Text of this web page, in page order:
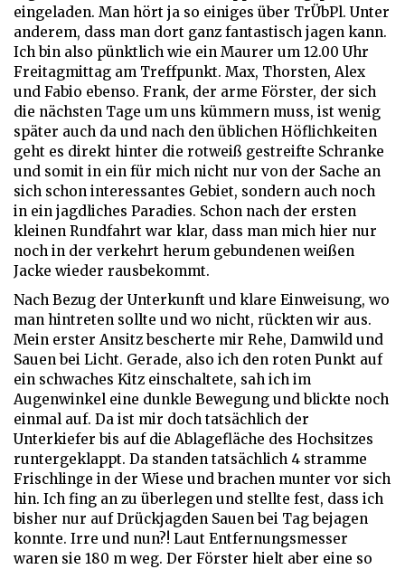
eingeladen. Man hört ja so einiges über TrÜbPl. Unter
anderem, dass man dort ganz fantastisch jagen kann.
Ich bin also pünktlich wie ein Maurer um 12.00 Uhr
Freitagmittag am Treffpunkt. Max, Thorsten, Alex
und Fabio ebenso. Frank, der arme Förster, der sich
die nächsten Tage um uns kümmern muss, ist wenig
später auch da und nach den üblichen Höflichkeiten
geht es direkt hinter die rotweiß gestreifte Schranke
und somit in ein für mich nicht nur von der Sache an
sich schon interessantes Gebiet, sondern auch noch
in ein jagdliches Paradies. Schon nach der ersten
kleinen Rundfahrt war klar, dass man mich hier nur
noch in der verkehrt herum gebundenen weißen
Jacke wieder rausbekommt.
Nach Bezug der Unterkunft und klare Einweisung, wo
man hintreten sollte und wo nicht, rückten wir aus.
Mein erster Ansitz bescherte mir Rehe, Damwild und
Sauen bei Licht. Gerade, also ich den roten Punkt auf
ein schwaches Kitz einschaltete, sah ich im
Augenwinkel eine dunkle Bewegung und blickte noch
einmal auf. Da ist mir doch tatsächlich der
Unterkiefer bis auf die Ablagefläche des Hochsitzes
runtergeklappt. Da standen tatsächlich 4 stramme
Frischlinge in der Wiese und brachen munter vor sich
hin. Ich fing an zu überlegen und stellte fest, dass ich
bisher nur auf Drückjagden Sauen bei Tag bejagen
konnte. Irre und nun?! Laut Entfernungsmesser
waren sie 180 m weg. Der Förster hielt aber eine so